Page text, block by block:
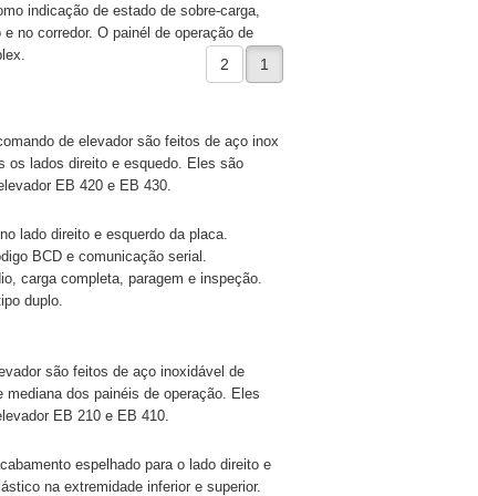
indicação de estado de sobre-carga,
no corredor. O painél de operação de
1
2
de elevador são feitos de aço inox
os lados direito e esquedo. Eles são
EB 420 e EB 430.
lado direito e esquerdo da placa.
BCD e comunicação serial.
carga completa, paragem e inspeção.
duplo.
são feitos de aço inoxidável de
dos painéis de operação. Eles
EB 210 e EB 410.
espelhado para o lado direito e
na extremidade inferior e superior.